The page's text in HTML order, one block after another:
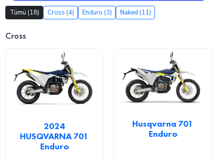
Tümü (18) Cross (4) Enduro (3) Naked (11)
Cross
2024
HUSQVARNA 701
Enduro
Husqvarna 701
Enduro